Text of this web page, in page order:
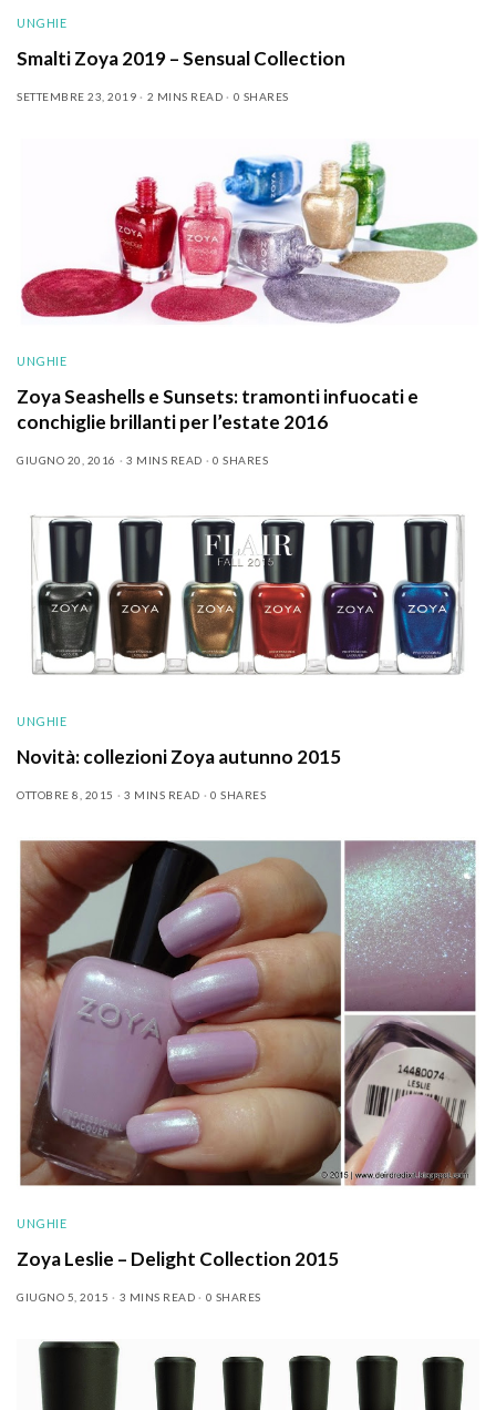
UNGHIE
Smalti Zoya 2019 – Sensual Collection
SETTEMBRE 23, 2019 2 MINS READ 0 SHARES
UNGHIE
Zoya Seashells e Sunsets: tramonti infuocati e
conchiglie brillanti per l’estate 2016
GIUGNO 20, 2016 3 MINS READ 0 SHARES
UNGHIE
Novità: collezioni Zoya autunno 2015
OTTOBRE 8, 2015 3 MINS READ 0 SHARES
UNGHIE
Zoya Leslie – Delight Collection 2015
GIUGNO 5, 2015 3 MINS READ 0 SHARES